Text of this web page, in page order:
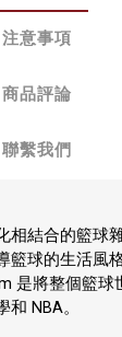
注意事項
商品評論
聯繫我們
相結合的籃球
籃球的生活風
是將整個籃球
NBA。